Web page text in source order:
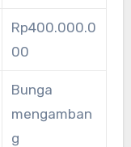
Rp400.000.0
00
Bunga
mengamban
g